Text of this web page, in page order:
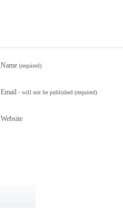
Name (required)
Email - will not be published (required)
Website